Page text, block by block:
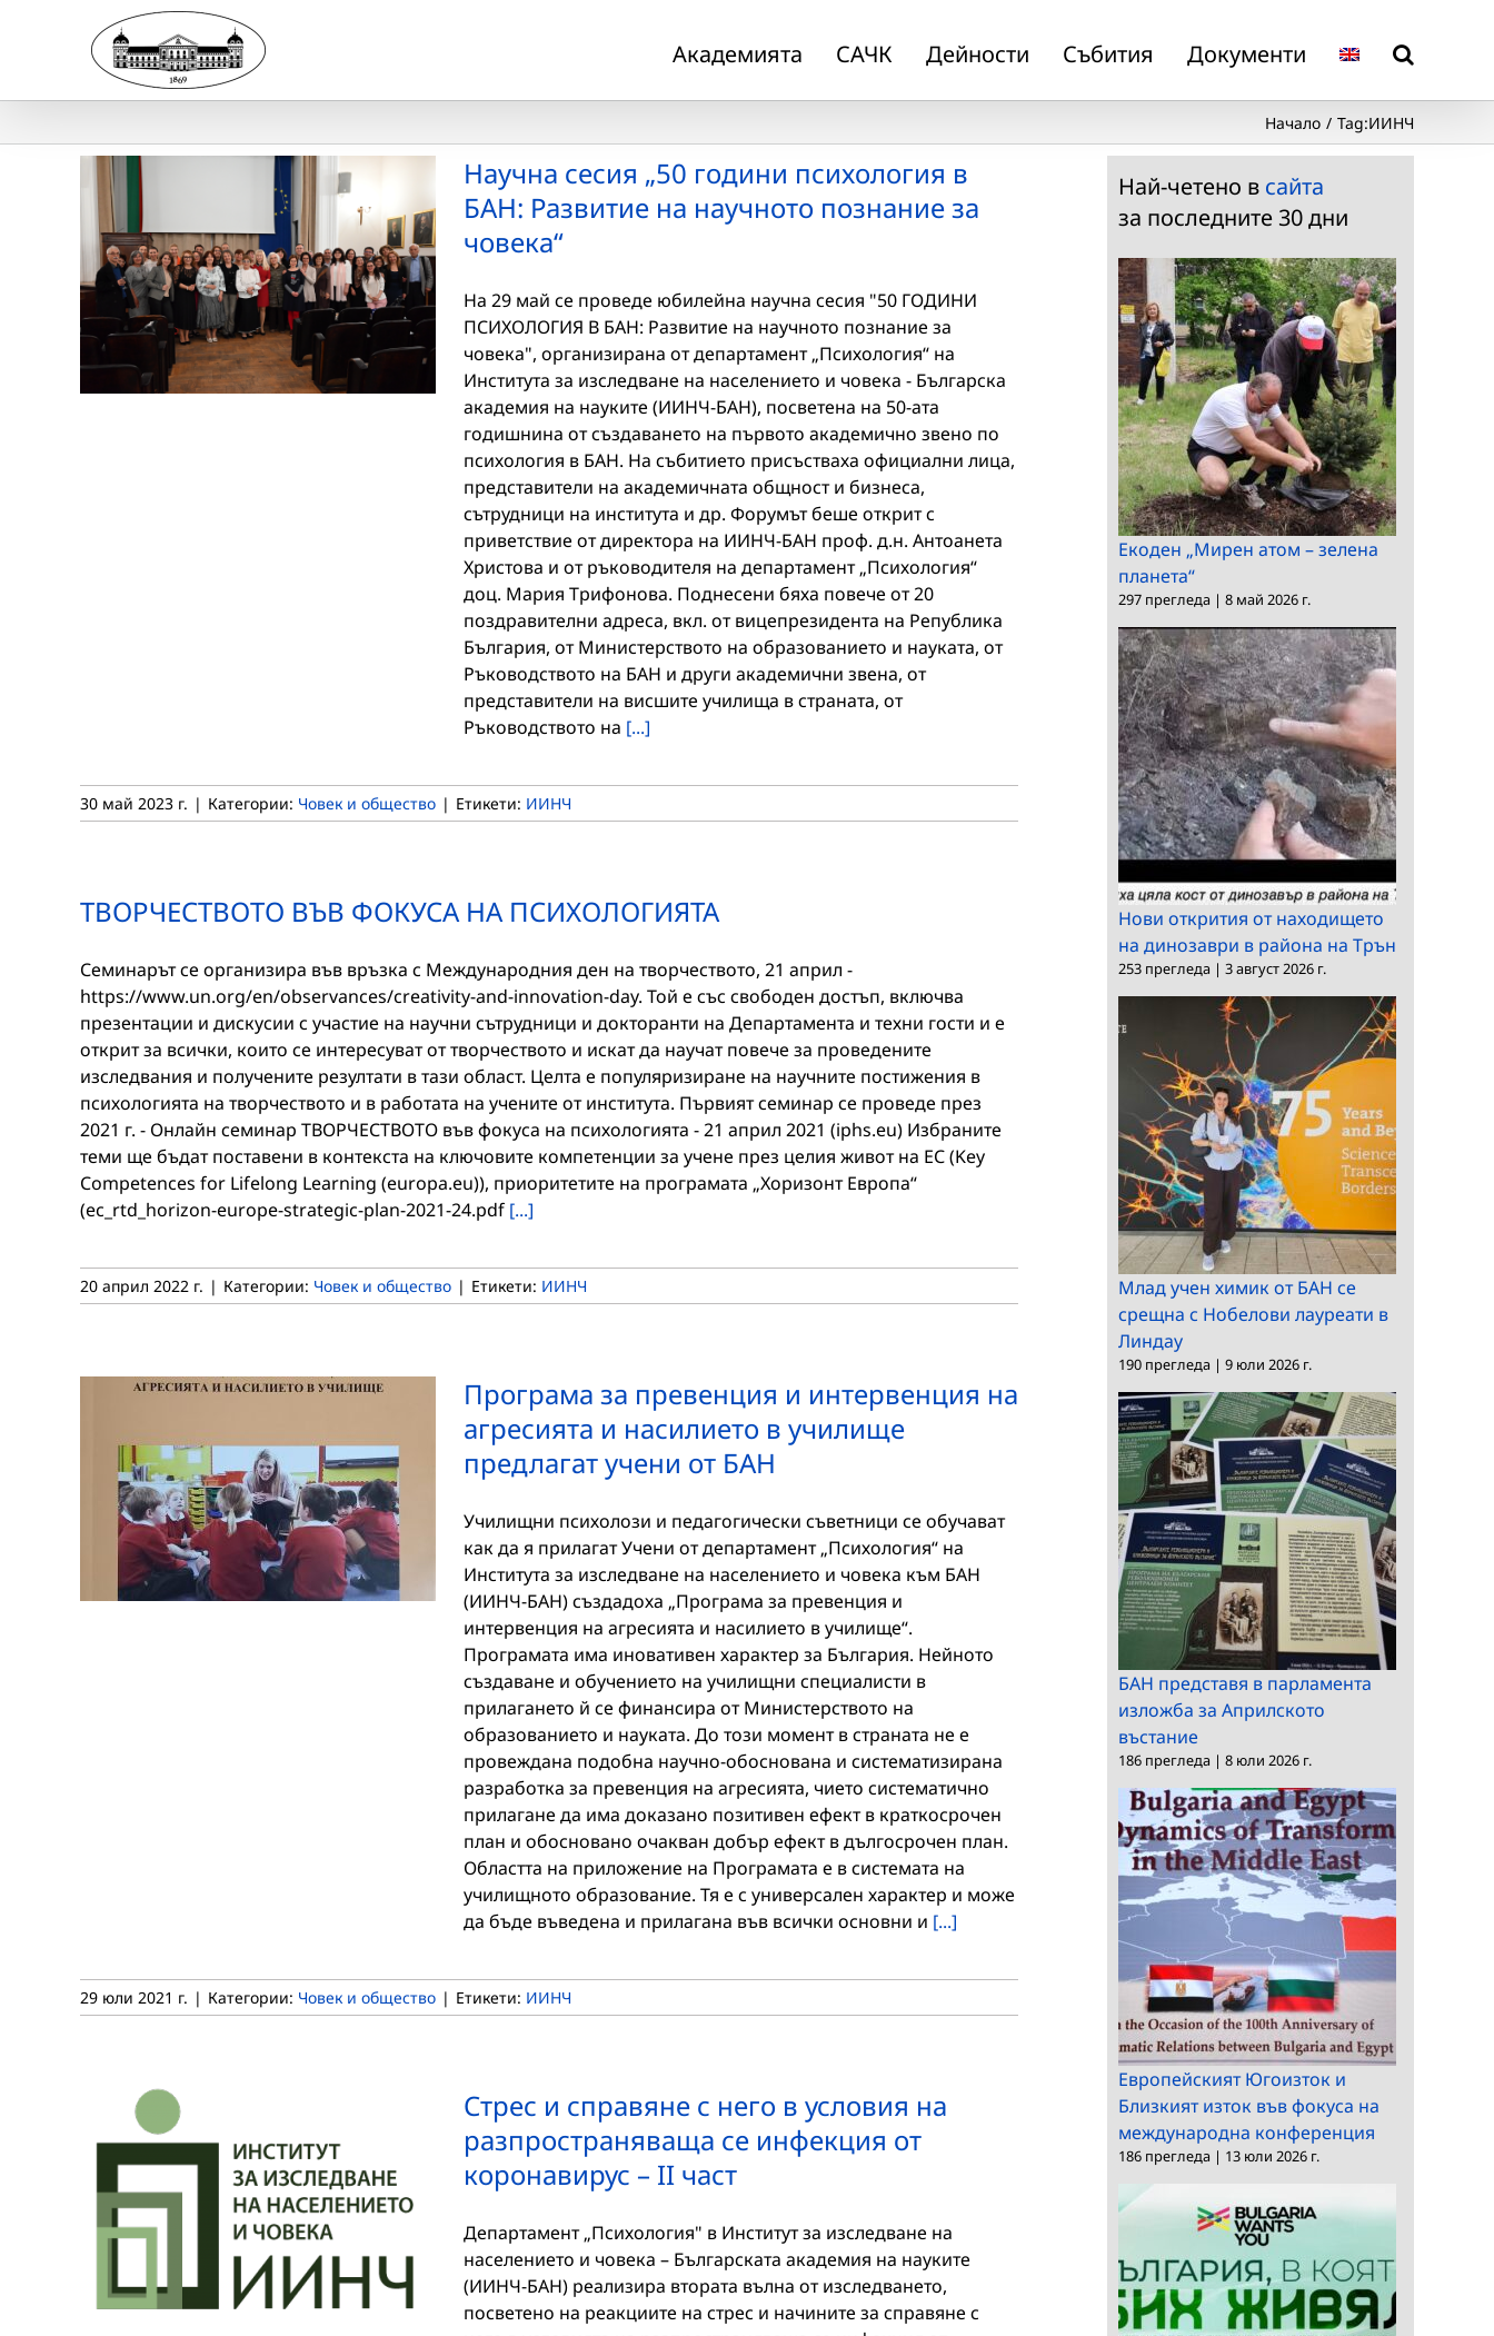
Академията САЧК Дейности Събития Документи
Начало Tag:ИИНЧ
Научна сесия „50 години психология в
БАН: Развитие на научното познание за
човека“
На 29 май се проведе юбилейна научна сесия "50 ГОДИНИ
ПСИХОЛОГИЯ В БАН: Развитие на научното познание за
човека", организирана от департамент „Психология“ на
Института за изследване на населението и човека - Българска
академия на науките (ИИНЧ-БАН), посветена на 50-ата
годишнина от създаването на първото академично звено по
психология в БАН. На събитието присъстваха официални лица,
представители на академичната общност и бизнеса,
сътрудници на института и др. Форумът беше открит с
приветствие от директора на ИИНЧ-БАН проф. д.н. Антоанета
Христова и от ръководителя на департамент „Психология“
доц. Мария Трифонова. Поднесени бяха повече от 20
поздравителни адреса, вкл. от вицепрезидента на Република
България, от Министерството на образованието и науката, от
Ръководството на БАН и други академични звена, от
представители на висшите училища в страната, от
Ръководството на [...]
30 май 2023 г. | Категории: Човек и общество | Етикети: ИИНЧ
ТВОРЧЕСТВОТО ВЪВ ФОКУСА НА ПСИХОЛОГИЯТА
Семинарът се организира във връзка с Международния ден на творчеството, 21 април -
https://www.un.org/en/observances/creativity-and-innovation-day. Той е със свободен достъп, включва
презентации и дискусии с участие на научни сътрудници и докторанти на Департамента и техни гости и е
открит за всички, които се интересуват от творчеството и искат да научат повече за проведените
изследвания и получените резултати в тази област. Целта е популяризиране на научните постижения в
психологията на творчеството и в работата на учените от института. Първият семинар се проведе през
2021 г. - Онлайн семинар ТВОРЧЕСТВОТО във фокуса на психологията - 21 април 2021 (iphs.eu) Избраните
теми ще бъдат поставени в контекста на ключовите компетенции за учене през целия живот на ЕС (Key
Competences for Lifelong Learning (europa.eu)), приоритетите на програмата „Хоризонт Европа“
(ec_rtd_horizon-europe-strategic-plan-2021-24.pdf [...]
20 април 2022 г. | Категории: Човек и общество | Етикети: ИИНЧ
Програма за превенция и интервенция на
агресията и насилието в училище
предлагат учени от БАН
Училищни психолози и педагогически съветници се обучават
как да я прилагат Учени от департамент „Психология“ на
Института за изследване на населението и човека към БАН
(ИИНЧ-БАН) създадоха „Програма за превенция и
интервенция на агресията и насилието в училище“.
Програмата има иновативен характер за България. Нейното
създаване и обучението на училищни специалисти в
прилагането й се финансира от Министерството на
образованието и науката. До този момент в страната не е
провеждана подобна научно-обоснована и систематизирана
разработка за превенция на агресията, чието систематично
прилагане да има доказано позитивен ефект в краткосрочен
план и обосновано очакван добър ефект в дългосрочен план.
Областта на приложение на Програмата е в системата на
училищното образование. Тя е с универсален характер и може
да бъде въведена и прилагана във всички основни и [...]
29 юли 2021 г. | Категории: Човек и общество | Етикети: ИИНЧ
Стрес и справяне с него в условия на
разпространяваща се инфекция от
коронавирус – II част
Департамент „Психология" в Институт за изследване на
населението и човека – Българската академия на науките
(ИИНЧ-БАН) реализира втората вълна от изследването,
посветено на реакциите на стрес и начините за справяне с
Най-четено в сайта
за последните 30 дни
Екоден „Мирен атом – зелена
планета“
297 прегледа | 8 май 2026 г.
Нови открития от находището
на динозаври в района на Трън
253 прегледа | 3 август 2026 г.
Млад учен химик от БАН се
срещна с Нобелови лауреати в
Линдау
190 прегледа | 9 юли 2026 г.
БАН представя в парламента
изложба за Априлското
въстание
186 прегледа | 8 юли 2026 г.
Европейският Югоизток и
Близкият изток във фокуса на
международна конференция
186 прегледа | 13 юли 2026 г.